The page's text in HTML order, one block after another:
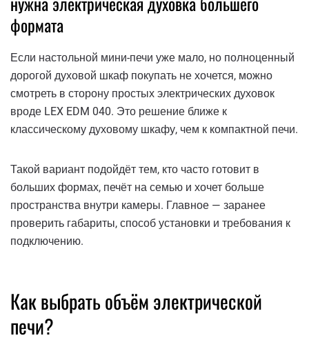
формата
Если настольной мини-печи уже мало, но полноценный
дорогой духовой шкаф покупать не хочется, можно
смотреть в сторону простых электрических духовок
вроде LEX EDM 040. Это решение ближе к
классическому духовому шкафу, чем к компактной печи.
Такой вариант подойдёт тем, кто часто готовит в
больших формах, печёт на семью и хочет больше
пространства внутри камеры. Главное — заранее
проверить габариты, способ установки и требования к
подключению.
Как выбрать объём электрической
печи?